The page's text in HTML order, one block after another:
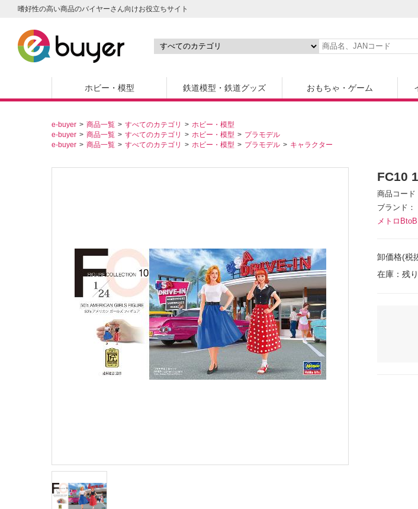
嗜好性の高い商品のバイヤーさん向けお役立ちサイト
ホビー・模型 鉄道模型・鉄道グッズ おもちゃ・ゲーム
e-buyer 商品一覧 すべてのカテゴリ
ホビー・模型
e-buyer
商品一覧 すべてのカテゴリ ホビー・模型
プラモデル
e-buyer
商品一覧 すべてのカテゴリ ホビー・模型 プラモデル キャラクター
FC10
商品コード
ブランド
メトロ
卸価格(税
在庫：残り